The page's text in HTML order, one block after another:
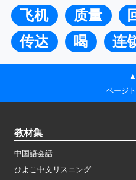
飞机
质量
传达
喝 连
▲
ページ
教材集
中国語会話
ひよこ中文リスニング